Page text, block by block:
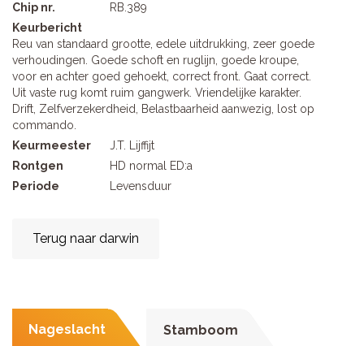
Chip nr.
RB.389
Keurbericht
Reu van standaard grootte, edele uitdrukking, zeer goede
verhoudingen. Goede schoft en ruglijn, goede kroupe,
voor en achter goed gehoekt, correct front. Gaat correct.
Uit vaste rug komt ruim gangwerk. Vriendelijke karakter.
Drift, Zelfverzekerdheid, Belastbaarheid aanwezig, lost op
commando.
Keurmeester
J.T. Lijffijt
Rontgen
HD normal ED:a
Periode
Levensduur
Terug naar darwin
Nageslacht Stamboom